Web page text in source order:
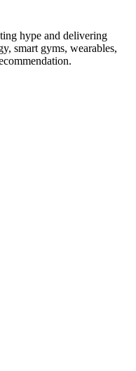
hype and delivering
smart gyms, wearables,